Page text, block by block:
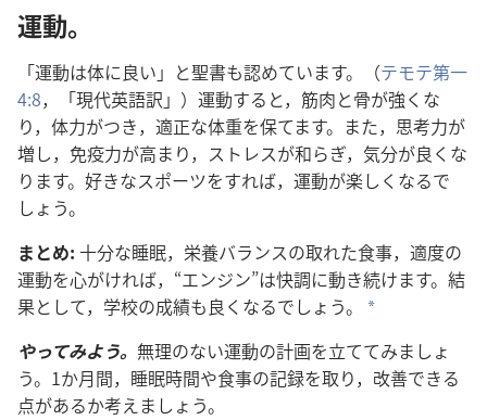
運動。
「運動​は​体​に​良い」と​聖書​も​認め​て​い​ます。（テモテ​第​一
4:8，「現代​英語​訳」）運動​する​と，筋肉​と​骨​が​強く​な
り，体力​が​つき，適正​な​体重​を​保て​ます。また，思考​力​が​
増し，免疫​力​が​高まり，ストレス​が​和らぎ，気分​が​良く​な
り​ます。好き​な​スポーツ​を​すれ​ば，運動​が​楽しく​なる​で
しょ​う。
まとめ: 十分​な​睡眠，栄養​バランス​の​取れ​た​食事，適度​の​
運動​を​心がけれ​ば，“エンジン”は​快調​に​動き​続け​ます。結
果​と​し​て，学校​の​成績​も​良く​なる​でしょ​う。
*
やっ​て​み​よう。 無理​の​ない​運動​の​計画​を​立て​て​み​ましょ​
う。1​か月​間，睡眠​時間​や​食事​の​記録​を​取り，改善​できる​
点​が​ある​か​考え​ましょ​う。